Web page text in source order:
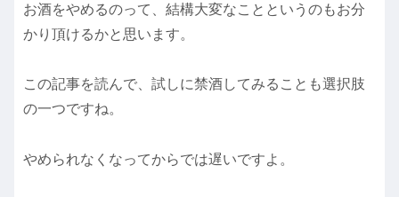
お酒をやめるのって、結構大変なことというのもお分
かり頂けるかと思います。
この記事を読んで、試しに禁酒してみることも選択肢
の一つですね。
やめられなくなってからでは遅いですよ。